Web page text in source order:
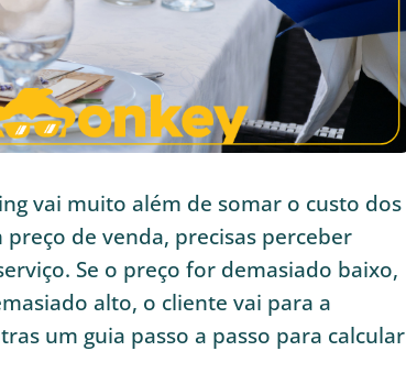
vai muito além de somar o custo dos
de venda, precisas perceber
Se o preço for demasiado baixo,
alto, o cliente vai para a
um guia passo a passo para calcular